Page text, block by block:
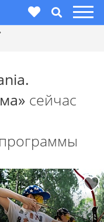
сейчас